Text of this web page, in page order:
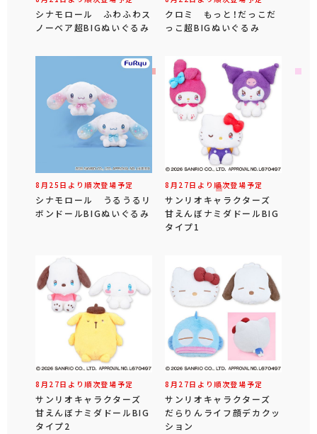
シナモロール ふわふわス
ノーベア超BIGぬいぐるみ
クロミ もっと！だっこだ
っこ超BIGぬいぐるみ
8月25日より順次登場予定
シナモロール うるうるリ
ボンドールBIGぬいぐるみ
8月27日より順次登場予定
サンリオキャラクターズ
甘えんぼナミダドールBIG
タイプ1
8月27日より順次登場予定
サンリオキャラクターズ
甘えんぼナミダドールBIG
タイプ2
8月27日より順次登場予定
サンリオキャラクターズ
だらりんライフ顔デカクッ
ション